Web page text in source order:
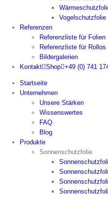
Vogelschutzfolie
Referenzen
Referenzliste für Folien
Referenzliste für Rollos
Bildergalerien
Kontakt Shop +49 (0) 741
Startseite
Unternehmen
Unsere Stärken
Wissenswertes
FAQ
Blog
Produkte
Sonnenschutzfolie